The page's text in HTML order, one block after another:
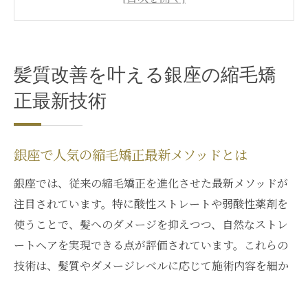
理想のストレートを目指す髪質改善体験
縮毛矯正で叶える理想的なストレートヘア
髪質改善と縮毛矯正の体験談を紹介
縮毛矯正の施術前後の変化と満足度
上手い施術者がいる縮毛矯正専門店の特徴
自然な仕上がりなら銀座の縮毛矯正が最適
自然な仕上がりを求める縮毛矯正のコツ
髪質改善と馴染む縮毛矯正の選び方
銀座発の縮毛矯正メニューが好評な理由
髪質改善を叶える銀座の縮毛矯
正最新技術
銀座で人気の縮毛矯正最新メソッドとは
銀座では、従来の縮毛矯正を進化させた最新メソッドが
注目されています。特に酸性ストレートや弱酸性薬剤を
使うことで、髪へのダメージを抑えつつ、自然なストレ
ートヘアを実現できる点が評価されています。これらの
技術は、髪質やダメージレベルに応じて施術内容を細か